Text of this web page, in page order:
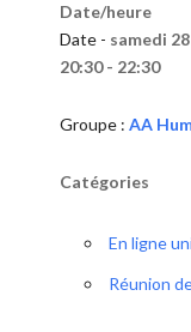
Date/heure
Date - samedi
20:30 - 22:30
Groupe : AA
Catégories
En ligne
Réunion